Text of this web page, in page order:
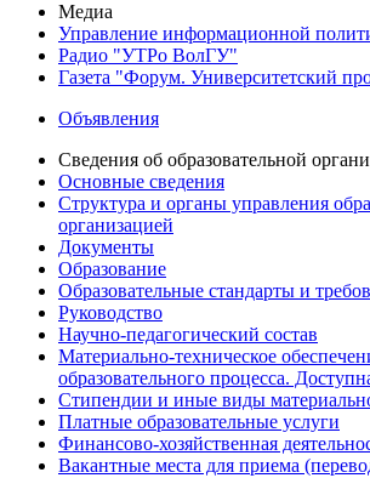
Медиа
Управление информационной
Радио "УТРо ВолГУ"
Газета "Форум. Университетский
Объявления
Сведения об образовательной
Основные сведения
Структура и органы управления
организацией
Документы
Образование
Образовательные стандарты и
Руководство
Научно-педагогический состав
Материально-техническое
образовательного процесса.
Стипендии и иные виды
Платные образовательные услуги
Финансово-хозяйственная
Вакантные места для приема